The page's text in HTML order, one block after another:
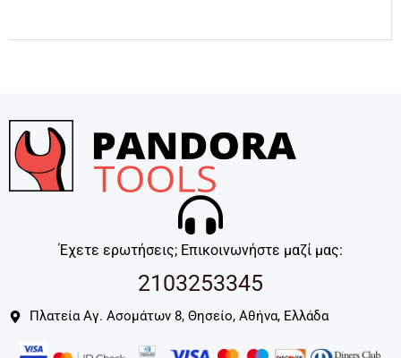
Έχετε ερωτήσεις; Επικοινωνήστε μαζί μας:
2103253345
Πλατεία Αγ. Ασομάτων 8, Θησείο, Αθήνα, Ελλάδα